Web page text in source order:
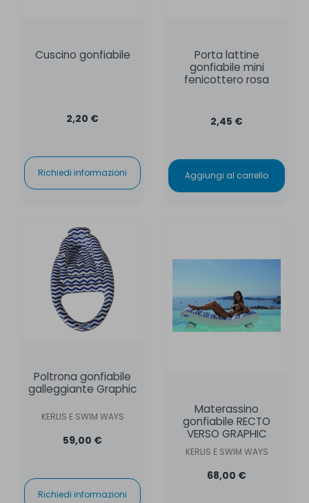
Cuscino gonfiabile
2,20 €
Richiedi informazioni
Porta lattine
gonfiabile mini
fenicottero rosa
2,45 €
Aggiungi al carrello
Poltrona gonfiabile
galleggiante Graphic
KERLIS E SWIM WAYS
59,00 €
Richiedi informazioni
Materassino
gonfiabile RECTO
VERSO GRAPHIC
KERLIS E SWIM WAYS
68,00 €